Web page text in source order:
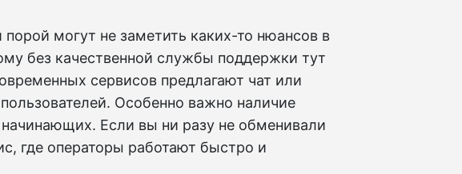
могут не заметить каких-то нюансов в
без качественной службы поддержки тут
сервисов предлагают чат или
Особенно важно наличие
Если вы ни разу не обменивали
где операторы работают быстро и